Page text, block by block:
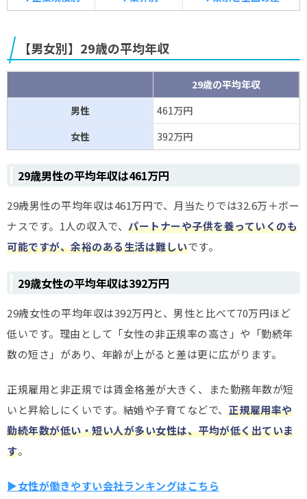
【男女別】29歳の平均年収
29歳の平均年収
男性
461万円
女性
392万円
29歳男性の平均年収は461万円
29歳男性の平均年収は461万円で、月当たりでは32.6万＋ボー
ナスです。1人の収入で、 パートナーや子供を養っていくのも
可能ですが、余裕のある生活は難しいです。
29歳女性の平均年収は392万円
29歳女性の平均年収は392万円と、男性と比べて70万円ほど
低いです。理由として「女性の非正規率の高さ」や「勤続年
数の短さ」があり、年齢が上がると差は更に広がります。
正規雇用と非正規では賃金格差が大きく、また勤務年数が短
いと昇給しにくいです。結婚や子育てなどで、 正規雇用率や
勤続年数が低い・短い人が多い女性は、平均が低く出ていま
す。
▶女性が働きやすい会社ランキングはこちら